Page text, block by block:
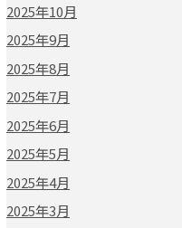
2025年10月
2025年9月
2025年8月
2025年7月
2025年6月
2025年5月
2025年4月
2025年3月